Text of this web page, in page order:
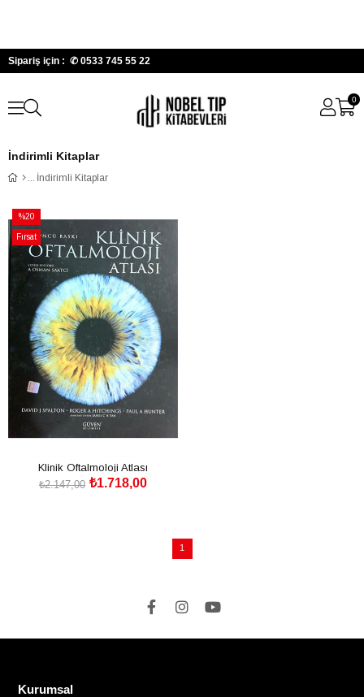
Sipariş için : ✆ 0533 745 55 22
0
İndirimli Kitaplar
İndirimli Kitaplar
%20
İndirim
%20İndirim
Fırsat
Ürünü
Klinik Oftalmoloji Atlası
₺1.718,00
₺2.147,00
1
Kurumsal